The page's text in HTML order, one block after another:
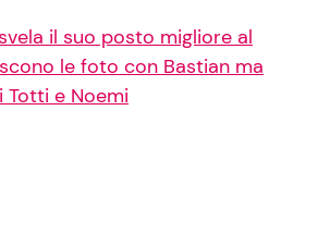
il suo posto migliore al
le foto con Bastian ma
Totti e Noemi